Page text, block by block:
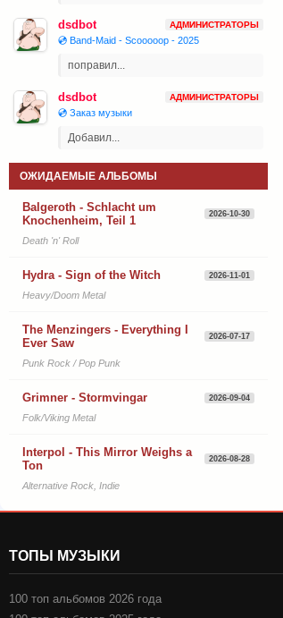
dsdbot АДМИНИСТРАТОРЫ
💿 Band-Maid - Scooooop - 2025
поправил...
dsdbot АДМИНИСТРАТОРЫ
💿 Заказ музыки
Добавил...
ОЖИДАЕМЫЕ АЛЬБОМЫ
Balgeroth - Schlacht um
Knochenheim, Teil 1
2026-10-30
Death 'n' Roll
Hydra - Sign of the Witch 2026-11-01
Heavy/Doom Metal
The Menzingers - Everything I
Ever Saw
2026-07-17
Punk Rock / Pop Punk
Grimner - Stormvingar 2026-09-04
Folk/Viking Metal
Interpol - This Mirror Weighs a
Ton
2026-08-28
Alternative Rock, Indie
ТОПЫ МУЗЫКИ
100 топ альбомов 2026 года